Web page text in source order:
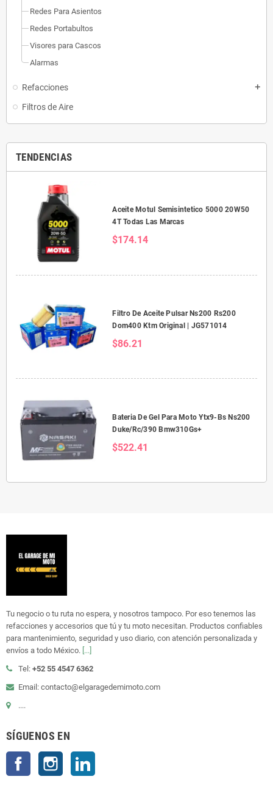
Redes Para Asientos
Redes Portabultos
Visores para Cascos
Alarmas
Refacciones add
Filtros de Aire
TENDENCIAS
Aceite Motul Semisintetico 5000 20W50
4T Todas Las Marcas
$174.14
Filtro De Aceite Pulsar Ns200 Rs200
Dom400 Ktm Original | JG571014
$86.21
Bateria De Gel Para Moto Ytx9-Bs Ns200
Duke/Rc/390 Bmw310Gs+
$522.41
Tu negocio o tu ruta no espera, y nosotros tampoco. Por eso tenemos las
refacciones y accesorios que tú y tu moto necesitan. Productos confiables
para mantenimiento, seguridad y uso diario, con atención personalizada y
envíos a todo México. [...]
Tel: +52 55 4547 6362
Email: contacto@elgaragedemimoto.com
....
SÍGUENOS EN
Facebook Instagram